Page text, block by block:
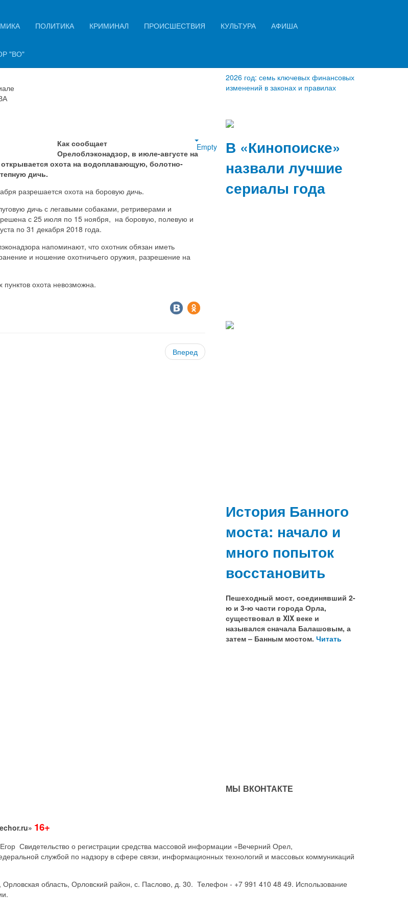
ПОЛИТИКА КРИМИНАЛ ПРОИСШЕСТВИЯ КУЛЬТУРА АФИША
"ВО"
области открывается
на водоплавающую дичь
Empty
Как сообщает
Орелоблэконадзор, в июле-августе на
охота на водоплавающую, болотно-
дичь.
разрешается охота на боровую дичь.
дичь с легавыми собаками, ретриверами и
с 25 июля по 15 ноября, на боровую, полевую и
по 31 декабря 2018 года.
напоминают, что охотник обязан иметь
и ношение охотничьего оружия, разрешение на
охота невозможна.
Вперед
2026 год: семь ключевых финансовых
изменений в законах и правилах
В «Кинопоиске»
назвали лучшие
сериалы года
История Банного
моста: начало и
много попыток
восстановить
Пешеходный мост, соединявший 2-
ю и 3-ю части города Орла,
существовал в XIX веке и
назывался сначала Балашовым, а
затем – Банным мостом. Читать
МЫ ВКОНТАКТЕ
16+
Свидетельство о регистрации средства массовой информации «Вечерний Орел,
службой по надзору в сфере связи, информационных технологий и массовых коммуникаций
область, Орловский район, с. Паслово, д. 30. Телефон - +7 991 410 48 49. Использование